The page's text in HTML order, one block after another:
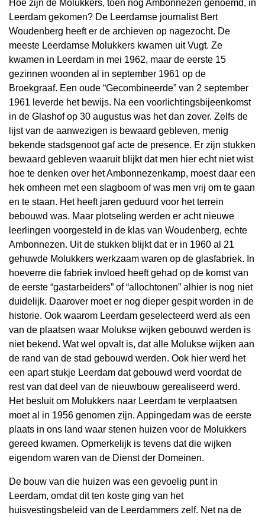
Hoe zijn de Molukkers, toen nog Ambonnezen genoemd, in
Leerdam gekomen? De Leerdamse journalist Bert
Woudenberg heeft er de archieven op nagezocht. De
meeste Leerdamse Molukkers kwamen uit Vugt. Ze
kwamen in Leerdam in mei 1962, maar de eerste 15
gezinnen woonden al in september 1961 op de
Broekgraaf. Een oude “Gecombineerde” van 2 september
1961 leverde het bewijs. Na een voorlichtingsbijeenkomst
in de Glashof op 30 augustus was het dan zover. Zelfs de
lijst van de aanwezigen is bewaard gebleven, menig
bekende stadsgenoot gaf acte de presence. Er zijn stukken
bewaard gebleven waaruit blijkt dat men hier echt niet wist
hoe te denken over het Ambonnezenkamp, moest daar een
hek omheen met een slagboom of was men vrij om te gaan
en te staan. Het heeft jaren geduurd voor het terrein
bebouwd was. Maar plotseling werden er acht nieuwe
leerlingen voorgesteld in de klas van Woudenberg, echte
Ambonnezen. Uit de stukken blijkt dat er in 1960 al 21
gehuwde Molukkers werkzaam waren op de glasfabriek. In
hoeverre die fabriek invloed heeft gehad op de komst van
de eerste “gastarbeiders” of “allochtonen” alhier is nog niet
duidelijk. Daarover moet er nog dieper gespit worden in de
historie. Ook waarom Leerdam geselecteerd werd als een
van de plaatsen waar Molukse wijken gebouwd werden is
niet bekend. Wat wel opvalt is, dat alle Molukse wijken aan
de rand van de stad gebouwd werden. Ook hier werd het
een apart stukje Leerdam dat gebouwd werd voordat de
rest van dat deel van de nieuwbouw gerealiseerd werd.
Het besluit om Molukkers naar Leerdam te verplaatsen
moet al in 1956 genomen zijn. Appingedam was de eerste
plaats in ons land waar stenen huizen voor de Molukkers
gereed kwamen. Opmerkelijk is tevens dat die wijken
eigendom waren van de Dienst der Domeinen.
De bouw van die huizen was een gevoelig punt in
Leerdam, omdat dit ten koste ging van het
huisvestingsbeleid van de Leerdammers zelf. Net na de